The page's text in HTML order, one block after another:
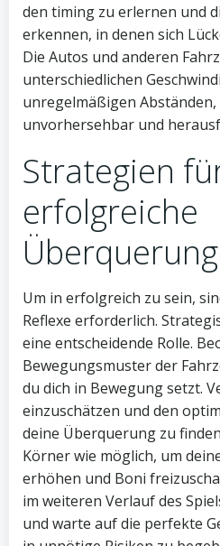
den timing zu erlernen und
erkennen, in denen sich
Die Autos und anderen
unterschiedlichen
unregelmäßigen Abständen,
unvorhersehbar und
Strategien
erfolgreiche
Um in erfolgreich zu sein,
Reflexe erforderlich.
eine entscheidende Rolle.
Bewegungsmuster der
du dich in Bewegung setzt.
einzuschätzen und den
deine Überquerung zu
Körner wie möglich, um
erhöhen und Boni
im weiteren Verlauf des
und warte auf die perfekte